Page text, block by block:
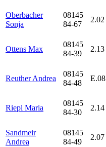
Oberbacher
Sonja
08145
84-67
2.02
Ottens Max
08145
84-39
2.13
Reuther Andrea
08145
84-48
E.08
Riepl Maria
08145
84-30
2.14
Sandmeir
Andrea
08145
84-49
2.07